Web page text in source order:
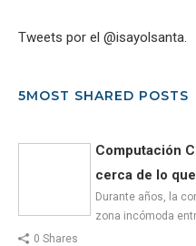
Tweets por el @isayolsanta.
5MOST SHARED POSTS
Computación
cerca de lo
Durante años, la
zona incómoda
0 Shares